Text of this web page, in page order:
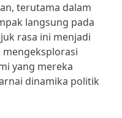
terutama dalam
langsung pada
rasa ini menjadi
yang mereka
dinamika politik